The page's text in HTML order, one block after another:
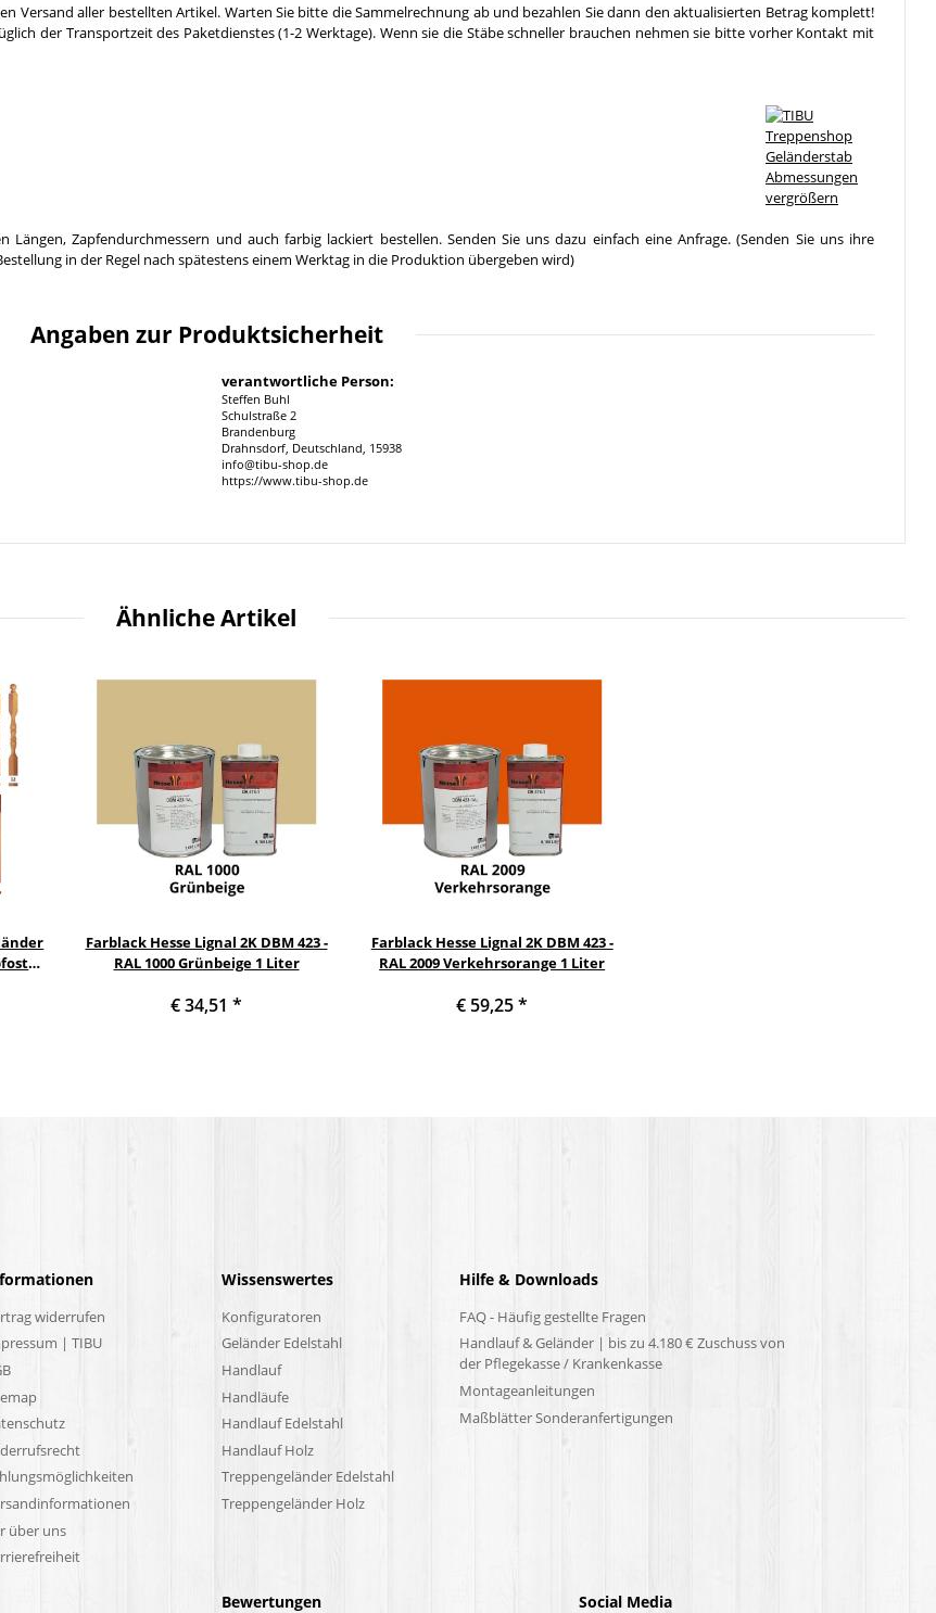
Versand aller bestellten Artikel. Warten Sie bitte die Sammelrechnung ab und bezahlen Sie dann den aktualisierten Betrag komplett!
der Transportzeit des Paketdienstes (1-2 Werktage). Wenn sie die Stäbe schneller brauchen nehmen sie bitte vorher Kontakt mit
vergrößern
Längen, Zapfendurchmessern und auch farbig lackiert bestellen. Senden Sie uns dazu einfach eine Anfrage. (Senden Sie uns ihre
in der Regel nach spätestens einem Werktag in die Produktion übergeben wird)
Angaben zur Produktsicherheit
verantwortliche Person:
Steffen Buhl
Schulstraße 2
Brandenburg
Drahnsdorf, Deutschland, 15938
info@tibu-shop.de
https://www.tibu-shop.de
Ähnliche Artikel
Farblack Hesse Lignal 2K DBM 423 -
RAL 1000 Grünbeige 1 Liter
€ 34,51 *
Farblack Hesse Lignal 2K DBM 423 -
RAL 2009 Verkehrsorange 1 Liter
€ 59,25*
widerrufen
| TIBU
über uns
Wissenswertes
Konfiguratoren
Geländer Edelstahl
Handlauf
Handläufe
Handlauf Edelstahl
Handlauf Holz
Treppengeländer Edelstahl
Treppengeländer Holz
Hilfe & Downloads
FAQ - Häufig gestellte Fragen
Handlauf & Geländer | bis zu 4.180 € Zuschuss von
der Pflegekasse / Krankenkasse
Montageanleitungen
Maßblätter Sonderanfertigungen
Bewertungen Social Media